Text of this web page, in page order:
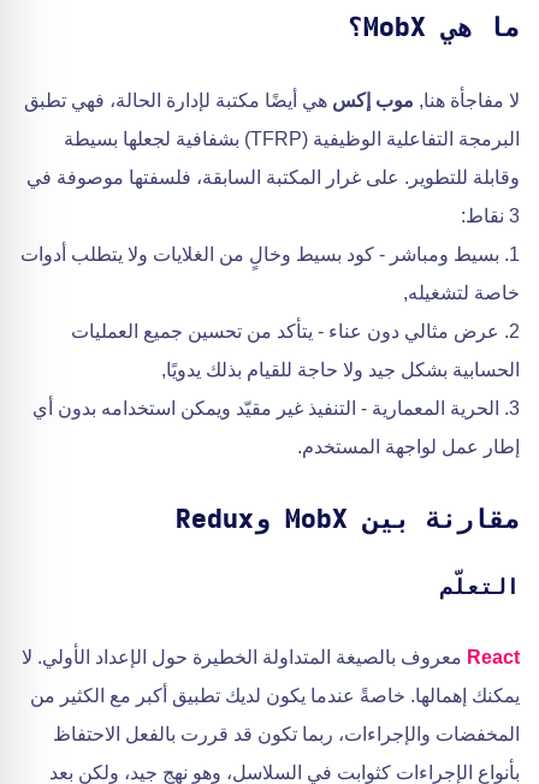
ما هي MobX؟
لا مفاجأة هنا, موب إكس هي أيضًا مكتبة لإدارة الحالة، فهي تطبق
البرمجة التفاعلية الوظيفية (TFRP) بشفافية لجعلها بسيطة
وقابلة للتطوير. على غرار المكتبة السابقة، فلسفتها موصوفة في
3 نقاط:
1. بسيط ومباشر - كود بسيط وخالٍ من الغلايات ولا يتطلب أدوات
خاصة لتشغيله,
2. عرض مثالي دون عناء - يتأكد من تحسين جميع العمليات
الحسابية بشكل جيد ولا حاجة للقيام بذلك يدويًا,
3. الحرية المعمارية - التنفيذ غير مقيّد ويمكن استخدامه بدون أي
إطار عمل لواجهة المستخدم.
مقارنة بين MobX وRedux
التعلّم
React معروف بالصيغة المتداولة الخطيرة حول الإعداد الأولي. لا
يمكنك إهمالها. خاصةً عندما يكون لديك تطبيق أكبر مع الكثير من
المخفضات والإجراءات، ربما تكون قد قررت بالفعل الاحتفاظ
بأنواع الإجراءات كثوابت في السلاسل، وهو نهج جيد، ولكن بعد